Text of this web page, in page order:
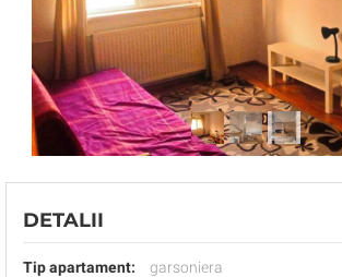
DETALII
Tip apartament:
garsoniera